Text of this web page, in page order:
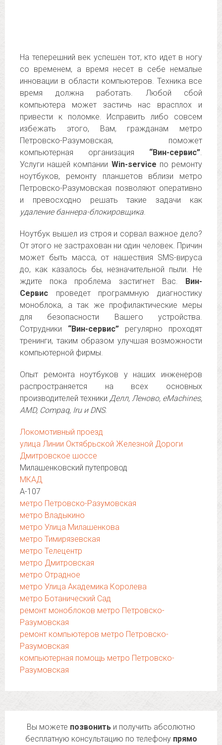
На теперешний век успешен тот, кто идет в ногу
со временем, а время несет в себе немалые
инновации в области компьютеров. Техника все
время должна работать. Любой сбой
компьютера может застичь нас врасплох и
привести к поломке. Исправить либо совсем
избежать этого, Вам, гражданам метро
Петровско-Разумовская, поможет
компьютерная организация “Вин-сервис”.
Услуги нашей компании Win-service по ремонту
ноутбуков, ремонту планшетов вблизи метро
Петровско-Разумовская позволяют оперативно
и превосходно решать такие задачи как
удаление баннера-блокировщика.
Ноутбук вышел из строя и сорвал важное дело?
От этого не застрахован ни один человек. Причин
может быть масса, от нашествия SMS-вируса
до, как казалось бы, незначительной пыли. Не
ждите пока проблема застигнет Вас. Вин-
Сервис проведет программную диагностику
моноблока, а так же профилактические меры
для безопасности Вашего устройства.
Сотрудники “Вин-сервис” регулярно проходят
тренинги, таким образом улучшая возможности
компьютерной фирмы.
Опыт ремонта ноутбуков у наших инженеров
распространяется на всех основных
производителей техники Делл, Леново, eMachines,
AMD, Compaq, Iru и DNS.
Локомотивный проезд
улица Линии Октябрьской Железной Дороги
Дмитровское шоссе
Милашенковский путепровод
МКАД
А-107
метро Петровско-Разумовская
метро Владыкино
метро Улица Милашенкова
метро Тимирязевская
метро Телецентр
метро Дмитровская
метро Отрадное
метро Улица Академика Королева
метро Ботанический Сад
ремонт моноблоков метро Петровско-
Разумовская
ремонт компьютеров метро Петровско-
Разумовская
компьютерная помощь метро Петровско-
Разумовская
Вы можете позвонить и получить абсолютно
бесплатную консультацию по телефону прямо